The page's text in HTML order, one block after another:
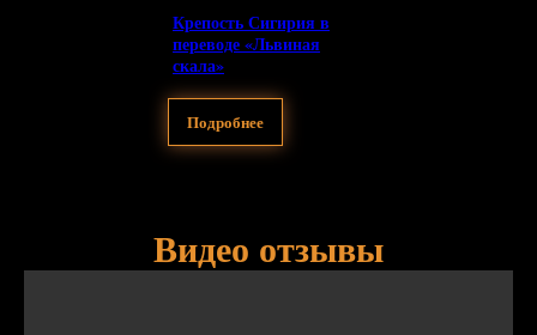
Крепость Сигирия в
переводе «Львиная
скала»
Подробнее
Видео отзывы